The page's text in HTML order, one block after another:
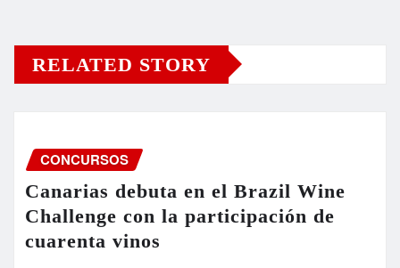
RELATED STORY
CONCURSOS
Canarias debuta en el Brazil Wine
Challenge con la participación de
cuarenta vinos